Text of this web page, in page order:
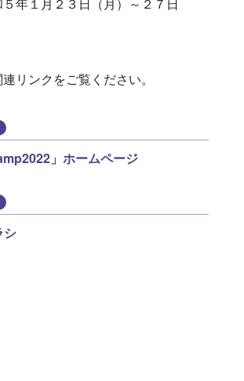
年１月２３日（月）～２７日
リンクをご覧ください。
」ホームページ
シ